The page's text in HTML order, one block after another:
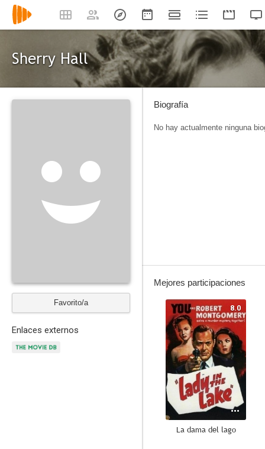
Sherry Hall
Favorito/a
Enlaces externos
Biografía
No hay actualmente ninguna
Mejores participaciones
8.0
La dama del lago